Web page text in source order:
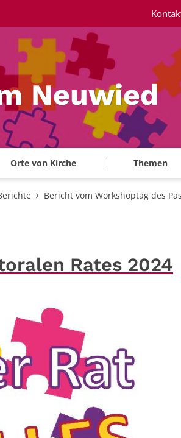
Neuwied
Orte von Kirche Themen
Bericht vom Workshoptag des
Rates 2024